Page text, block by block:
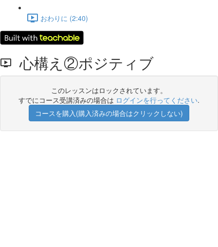
おわりに (2:40)
心構え②ポジティブ
このレッスンはロックされています。
すでにコース受講済みの場合は ログインを行ってください.
コースを購入(購入済みの場合はクリックしない)